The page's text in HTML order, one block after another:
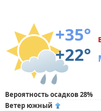
+35°
+22°
Вероятность осадков 28%
Ветер южный